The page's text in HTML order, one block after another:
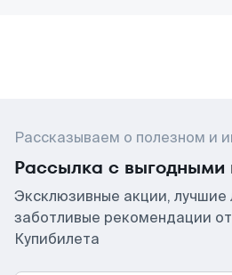
Рассказываем о полезном и
Рассылка с
Эксклюзивные акции, лучшие
заботливые рекомендации
Купибилета